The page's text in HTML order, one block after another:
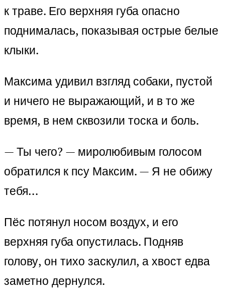
к траве. Его верхняя губа опасно
поднималась, показывая острые белые
клыки.
Максима удивил взгляд собаки, пустой
и ничего не выражающий, и в то же
время, в нем сквозили тоска и боль.
— Ты чего? — миролюбивым голосом
обратился к псу Максим. — Я не обижу
тебя…
Пёс потянул носом воздух, и его
верхняя губа опустилась. Подняв
голову, он тихо заскулил, а хвост едва
заметно дернулся.